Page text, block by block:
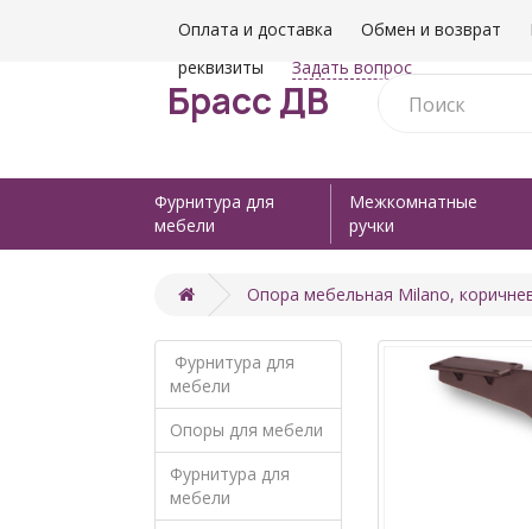
Оплата и доставка Обмен и возврат
реквизиты
Задать вопрос
Брасс ДВ
Фурнитура для
мебели
Межкомнатные
ручки
Опора мебельная Milano,
Фурнитура для
мебели
Опоры для мебели
Фурнитура для
мебели